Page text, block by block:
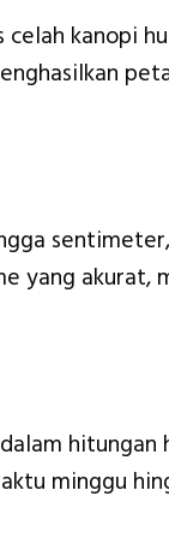
celah kanopi
yang akurat,
hitungan
minggu